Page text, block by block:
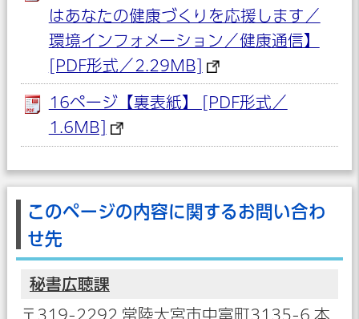
はあなたの健康づくりを応援します／
環境インフォメーション／健康通信】
[PDF形式／2.29MB]
16ページ【裏表紙】 [PDF形式／
1.6MB]
このページの内容に関するお問い合わ
せ先
秘書広聴課
〒319-2292 常陸大宮市中富町3135-6 本